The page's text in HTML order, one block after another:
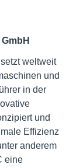
weltweit
und
in der
und
Effizienz
anderem
eine